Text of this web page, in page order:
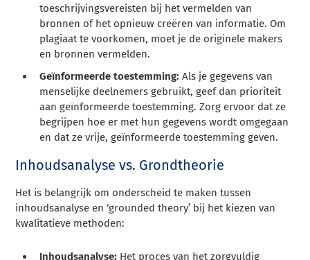
toeschrijvingsvereisten bij het vermelden van
bronnen of het opnieuw creëren van informatie. Om
plagiaat te voorkomen, moet je de originele makers
en bronnen vermelden.
Geïnformeerde toestemming: Als je gegevens van
menselijke deelnemers gebruikt, geef dan prioriteit
aan geïnformeerde toestemming. Zorg ervoor dat ze
begrijpen hoe er met hun gegevens wordt omgegaan
en dat ze vrije, geïnformeerde toestemming geven.
Inhoudsanalyse vs. Grondtheorie
Het is belangrijk om onderscheid te maken tussen
inhoudsanalyse en ‘grounded theory’ bij het kiezen van
kwalitatieve methoden:
Inhoudsanalyse: Het proces van het zorgvuldig